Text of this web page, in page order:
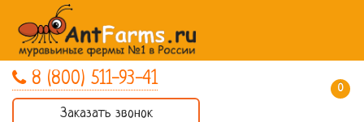
8 (800) 511-93-41
Заказать звонок
0 товар(ов) - 0 руб.